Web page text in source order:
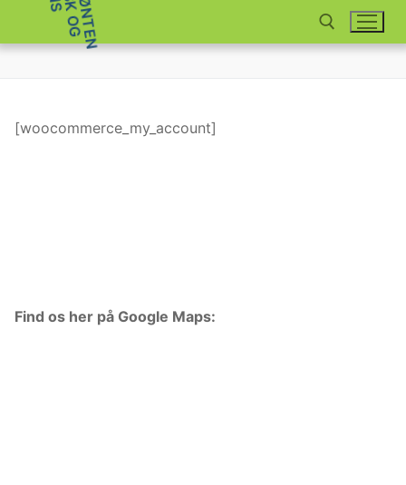
indhold
[woocommerce_my_account]
Find os her på Google Maps: